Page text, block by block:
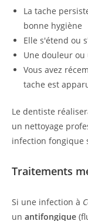
La tache
bonne hygiène
Elle s'étend ou
Une douleur
Vous avez
tache est
Le dentiste
un nettoyage
infection fongique
Traitements
Si une infection à
un antifongique